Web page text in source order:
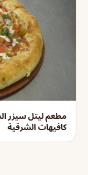
مطعم ليتل سيزر
كافيهات الشرقية